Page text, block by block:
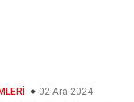
02 Ara 2024